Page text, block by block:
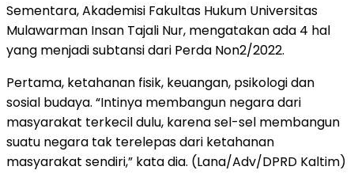
Sementara, Akademisi Fakultas Hukum Universitas
Mulawarman Insan Tajali Nur, mengatakan ada 4 hal
yang menjadi subtansi dari Perda Non2/2022.
Pertama, ketahanan fisik, keuangan, psikologi dan
sosial budaya. “Intinya membangun negara dari
masyarakat terkecil dulu, karena sel-sel membangun
suatu negara tak terelepas dari ketahanan
masyarakat sendiri,” kata dia. (Lana/Adv/DPRD Kaltim)